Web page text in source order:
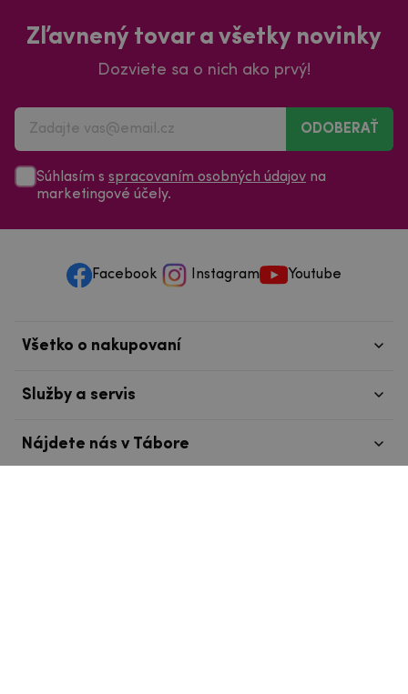
Zľavnený tovar a všetky novinky
Dozviete sa o nich ako prvý!
ODOBERAŤ
Súhlasím s spracovaním osobných údajov na
marketingové účely.
Facebook Instagram Youtube
Všetko o nakupovaní
Služby a servis
Nájdete nás v Tábore